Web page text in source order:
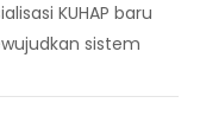
KUHAP baru
sistem